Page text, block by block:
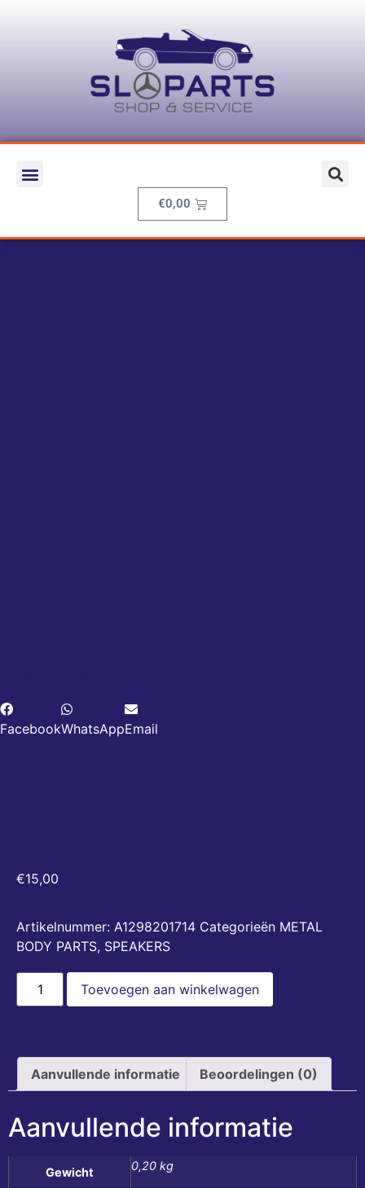
€0,00
FacebookWhatsAppEmail
€15,00
Artikelnummer: A1298201714 Categorieën METAL
BODY PARTS, SPEAKERS
Toevoegen aan winkelwagen
Aanvullende informatie Beoordelingen (0)
Aanvullende informatie
Gewicht 0,20 kg